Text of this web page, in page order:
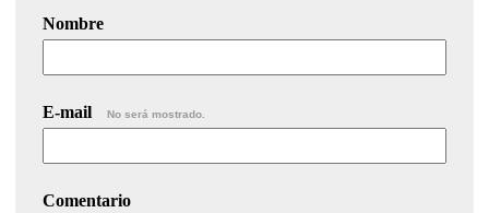
Nombre
E-mail No será mostrado.
Comentario